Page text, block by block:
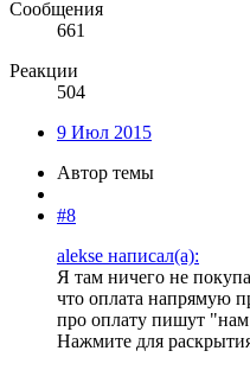
Сообщения
661
Реакции
504
9 Июл 2015
Автор темы
#8
alekse написал(а):
Я там ничего не
что оплата напрямую
про оплату пишут "нам
Нажмите для